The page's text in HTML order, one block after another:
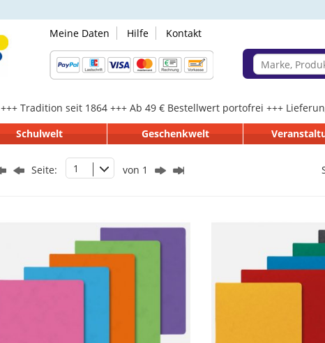
Meine Daten Hilfe Kontakt
+++ Tradition seit 1864 +++ Ab 49 € Bestellwert portofrei +++
Schulwelt Geschenkwelt
Seite: 1 von 1